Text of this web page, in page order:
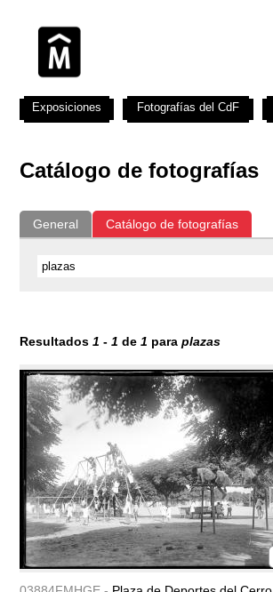
Catálogo de fotografías
General Catálogo de fotografías
Resultados 1 - 1 de 1 para plazas
Exposiciones Fotografías del CdF